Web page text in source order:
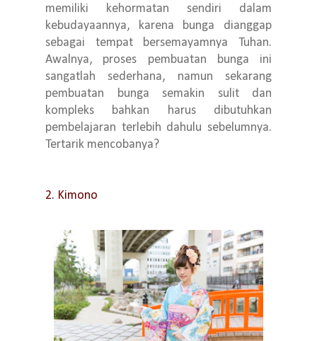
memiliki kehormatan sendiri dalam
kebudayaannya, karena bunga dianggap
sebagai tempat bersemayamnya Tuhan.
Awalnya, proses pembuatan bunga ini
sangatlah sederhana, namun sekarang
pembuatan bunga semakin sulit dan
kompleks bahkan harus dibutuhkan
pembelajaran terlebih dahulu sebelumnya.
Tertarik mencobanya?
2. Kimono